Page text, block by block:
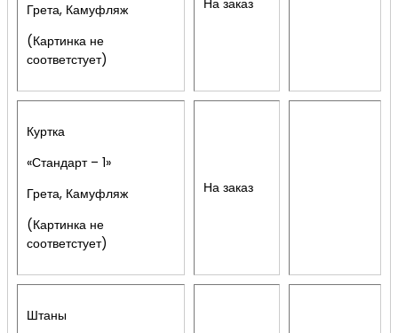
Грета, Камуфляж
(Картинка не
соответстует)
Куртка
«Стандарт – 1»
Грета, Камуфляж
(Картинка не
соответстует)
На заказ
Штаны